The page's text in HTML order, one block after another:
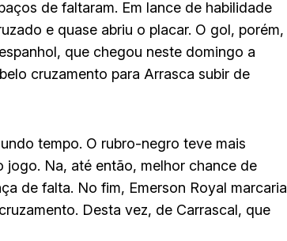
de faltaram. Em lance de habilidade
e quase abriu o placar. O gol, porém,
que chegou neste domingo a
cruzamento para Arrasca subir de
tempo. O rubro-negro teve mais
Na, até então, melhor chance de
de falta. No fim, Emerson Royal marcaria
Desta vez, de Carrascal, que